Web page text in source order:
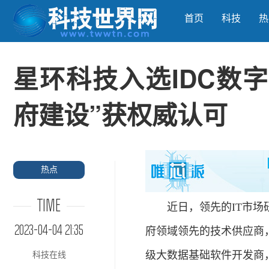
首页 科技
星环科技入选IDC数
府建设”获权威认可
热点
TIME
2023-04-04 21:35
科技在线
近日，领先的IT市场研
府领域领先的技术供应
级大数据基础软件开发商